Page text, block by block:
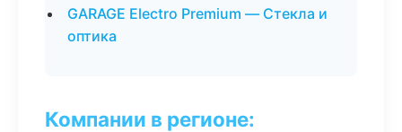
GARAGE Electro Premium — Стекла и
оптика
Компании в регионе: